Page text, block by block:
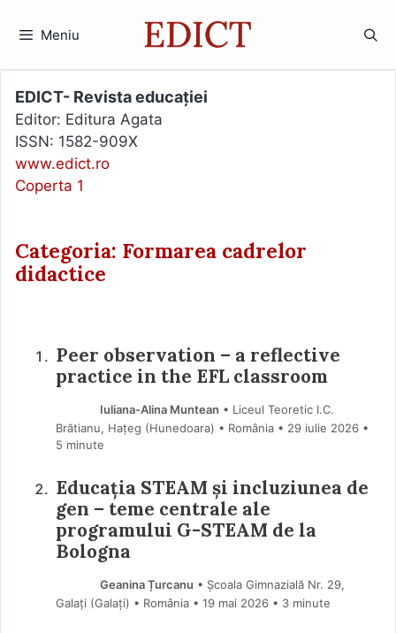
Meniu
EDICT- Revista educației
Editor: Editura Agata
ISSN: 1582-909X
www.edict.ro
Coperta 1
Categoria: Formarea cadrelor
didactice
Peer observation – a reflective
practice in the EFL classroom
Iuliana-Alina Muntean • Liceul Teoretic I.C.
Brătianu, Hațeg (Hunedoara) • România
29 iulie 2026 •
5 minute
Educația STEAM și incluziunea de
gen – teme centrale ale
programului G-STEAM de la
Bologna
Geanina Țurcanu • Școala Gimnazială Nr. 29,
Galați (Galaţi) • România
19 mai 2026 • 3 minute